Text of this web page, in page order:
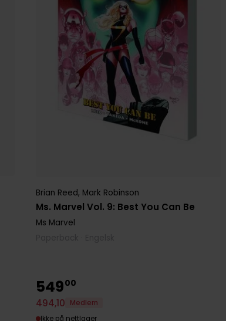
Ms. Marvel Vol. 9: Best You Can Be
Brian Reed, Mark Robinson
Ms Marvel
54900
494,10
Medlem
Ikke på nettlager